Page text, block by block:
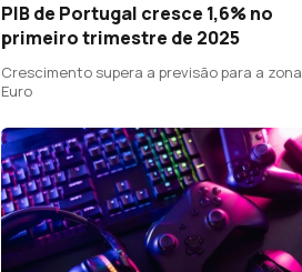
PIB de Portugal cresce 1,6% no
primeiro trimestre de 2025
Crescimento supera a previsão para a zona
Euro